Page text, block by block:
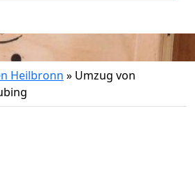
Heilbronn » Umzug von